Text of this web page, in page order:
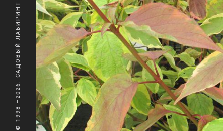
© 1998 –2026. САДОВЫЙ ЛАБИРИНТ